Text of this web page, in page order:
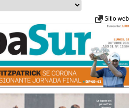
Sitio web